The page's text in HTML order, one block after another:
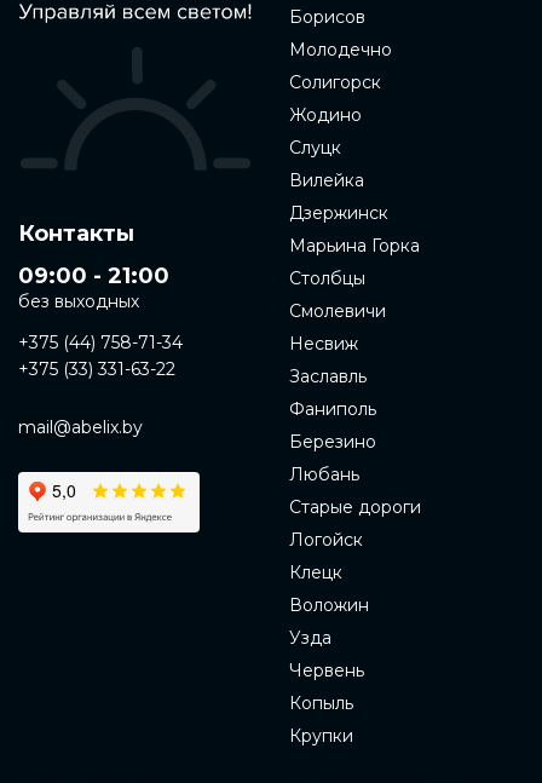
Контакты
09:00 - 21:00
без выходных
+375 (44) 758-71-34
+375 (33) 331-63-22
mail@abelix.by
Борисов
Молодечно
Солигорск
Жодино
Слуцк
Вилейка
Дзержинск
Марьина Горка
Столбцы
Смолевичи
Несвиж
Заславль
Фаниполь
Березино
Любань
Старые дороги
Логойск
Клецк
Воложин
Узда
Червень
Копыль
Крупки